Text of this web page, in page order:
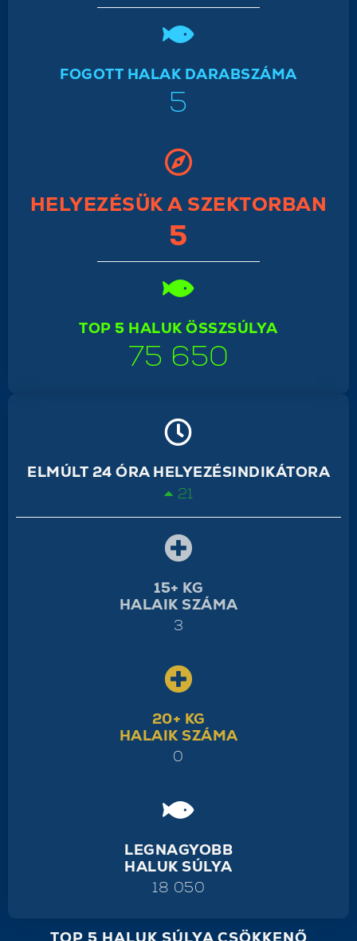
FOGOTT HALAK DARABSZÁMA
5
HELYEZÉSÜK A SZEKTORBAN
5
TOP 5 HALUK ÖSSZSÚLYA
75 650
ELMÚLT 24 ÓRA HELYEZÉSINDIKÁTORA
21
15+ KG
HALAIK SZÁMA
3
20+ KG
HALAIK SZÁMA
0
LEGNAGYOBB
HALUK SÚLYA
18 050
TOP 5 HALUK SÚLYA CSÖKKENŐ